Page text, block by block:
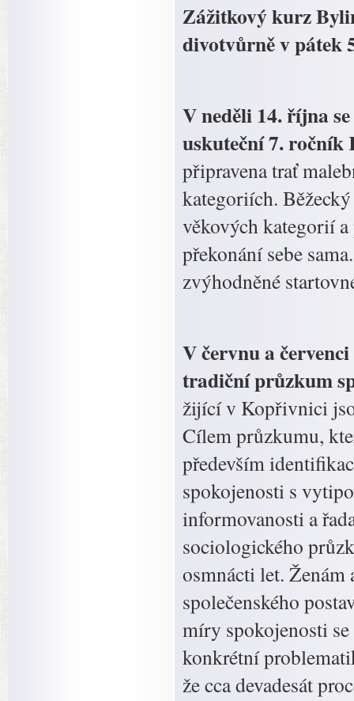
Zážitkový kurz
divotvůrně v pátek
V neděli 14. října
uskuteční 7.
připravena trať
kategoriích.
věkových kategorií
překonání sebe
zvýhodněné
V červnu a
tradiční průzkum
žijící v Kopřivnici
Cílem průzkumu,
především
spokojenosti s
informovanosti a
sociologického
osmnácti let. Ženám
společenského
míry spokojenosti
konkrétní
že cca devadesát